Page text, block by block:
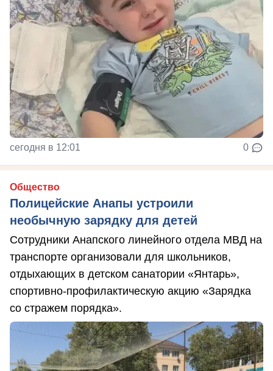
сегодня в 12:01 0
Общество
Полицейские Анапы устроили
необычную зарядку для детей
Сотрудники Анапского линейного отдела МВД на
транспорте организовали для школьников,
отдыхающих в детском санатории «Янтарь»,
спортивно-профилактическую акцию «Зарядка
со стражем порядка».